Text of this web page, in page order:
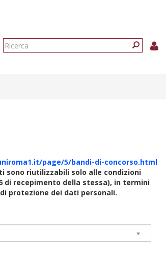
Form
page/5/bandi-di-concorso.html
sono riutilizzabili solo alle condizioni
di recepimento della stessa), in termini
protezione dei dati personali.